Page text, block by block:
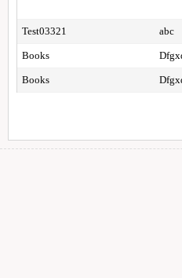
Test03321 abc
Books
Books